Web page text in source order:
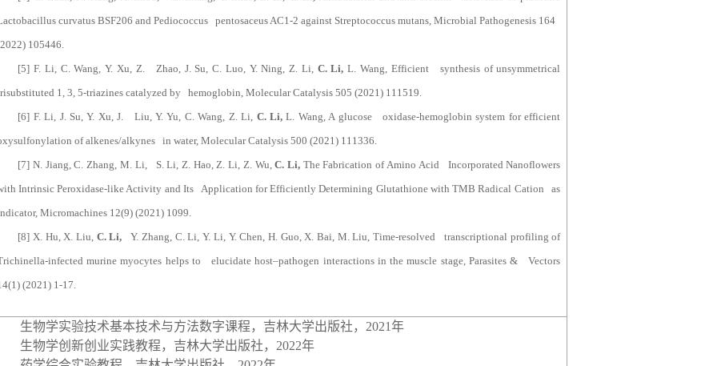
curvatus BSF206 and Pediococcus pentosaceus AC1-2 against Streptococcus mutans, Microbial Pathogenesis 164
105446.
[5] F. Li, C. Wang, Y. Xu, Z. Zhao, J. Su, C. Luo, Y. Ning, Z. Li, C. Li, L. Wang, Efficient synthesis of unsymmetrical
1, 3, 5-triazines catalyzed by hemoglobin, Molecular Catalysis 505 (2021) 111519.
[6] F. Li, J. Su, Y. Xu, J. Liu, Y. Yu, C. Wang, Z. Li, C. Li, L. Wang, A glucose oxidase-hemoglobin system for efficient
of alkenes/alkynes in water, Molecular Catalysis 500 (2021) 111336.
[7] N. Jiang, C. Zhang, M. Li, S. Li, Z. Hao, Z. Li, Z. Wu,C. Li, The Fabrication of Amino Acid Incorporated Nanoflowers
Intrinsic Peroxidase-like Activity and Its Application for Efficiently Determining Glutathione with TMB Radical Cation as
Micromachines 12(9) (2021) 1099.
[8] X. Hu, X. Liu, C. Li, Y. Zhang, C. Li, Y. Li, Y. Chen, H. Guo, X. Bai, M. Liu, Time-resolved transcriptional profiling of
infected murine myocytes helps to elucidate host–pathogen interactions in the muscle stage, Parasites & Vectors
(2021) 1-17.
生物学实验技术基本技术与方法数字课程，吉林大学出版社， 2021年
生物学创新创业实践教程，吉林大学出版社， 2022年